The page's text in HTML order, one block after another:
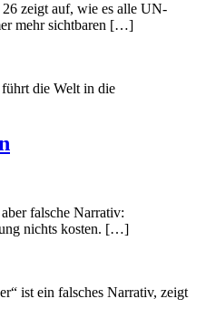
zeigt auf, wie es alle UN-
mehr sichtbaren […]
die Welt in die
falsche Narrativ:
nichts kosten. […]
ist ein falsches Narrativ, zeigt